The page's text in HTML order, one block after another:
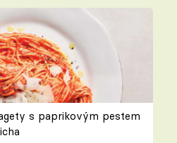
s paprikovým pestem